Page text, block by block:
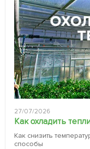
27/07/2026
Как охладить
Как снизить
способы